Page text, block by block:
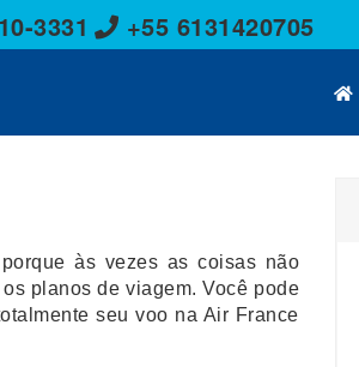
3331 +55 6131420705
às vezes as coisas não
planos de viagem. Você pode
seu voo na Air France